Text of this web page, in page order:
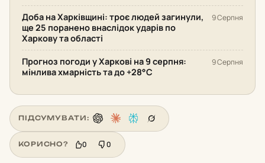
Доба на Харківщині: троє людей загинули,
ще 25 поранено внаслідок ударів по
Харкову та області
9 Серпня
Прогноз погоди у Харкові на 9 серпня:
мінлива хмарність та до +28°С
9 Серпня
ПІДСУМУВАТИ:
КОРИСНО? 0 0